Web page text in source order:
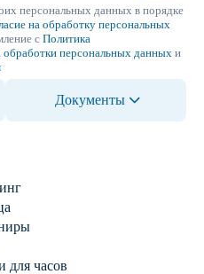
персональных данных в порядке
на обработку персональных
с Политика
обработки персональных данных и
Документы
для часов